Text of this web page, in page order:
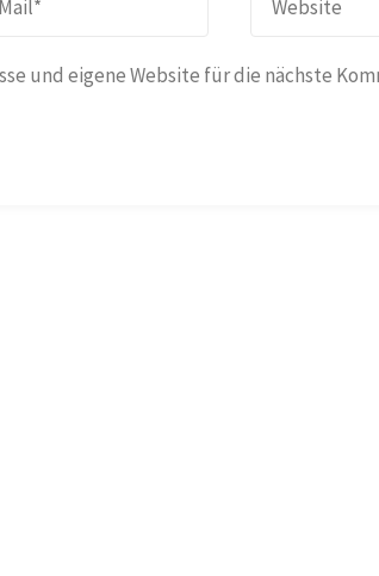
und eigene Website für die nächste